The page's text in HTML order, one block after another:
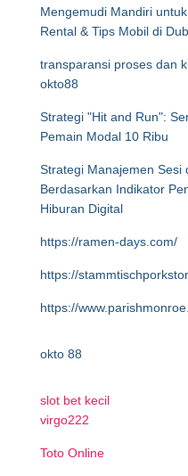
Mengemudi Mandiri
Rental & Tips Mobil di
transparansi proses dan
okto88
Strategi "Hit and Run":
Pemain Modal 10 Ribu
Strategi Manajemen Sesi
Berdasarkan Indikator
Hiburan Digital
https://ramen-days.com/
https://
https://
okto 88
slot bet kecil
virgo222
Toto Online